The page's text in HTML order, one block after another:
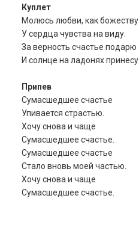
Куплет
Молюсь любви, как божеству.
У сердца чувства на виду.
За верность счастье подарю
И солнце на ладонях принесу.
Припев
Сумасшедшее счастье
Упивается страстью.
Хочу снова и чаще
Сумасшедшее счастье.
Сумасшедшее счастье
Стало вновь моей частью.
Хочу снова и чаще
Сумасшедшее счастье.